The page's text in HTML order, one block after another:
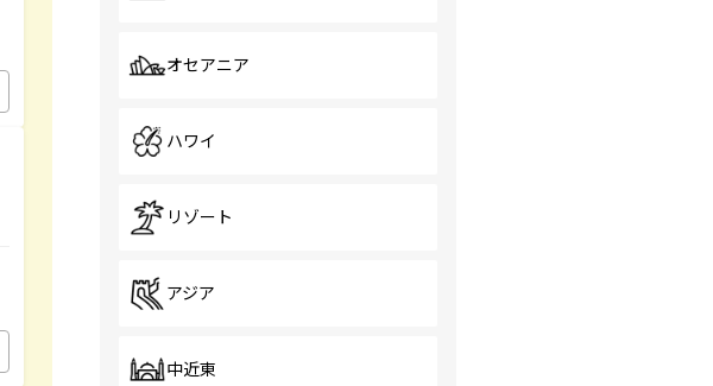
オセアニア
ハワイ
リゾート
アジア
中近東